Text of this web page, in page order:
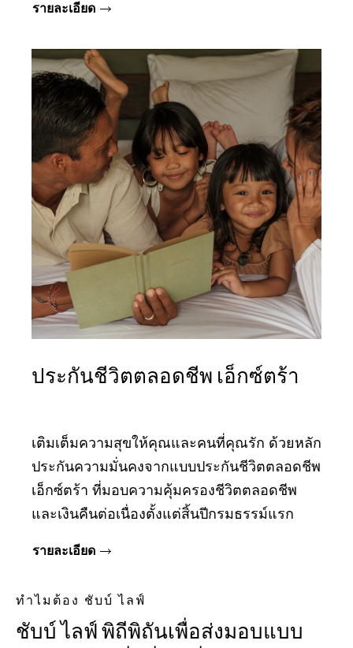
รายละเอียด
ประกันชีวิตตลอดชีพ เอ็กซ์ตร้า
เติมเต็มความสุขให้คุณและคนที่คุณรัก ด้วยหลัก
ประกันความมั่นคงจากแบบประกันชีวิตตลอดชีพ
เอ็กซ์ตร้า ที่มอบความคุ้มครองชีวิตตลอดชีพ
และเงินคืนต่อเนื่องตั้งแต่สิ้นปีกรมธรรม์แรก
รายละเอียด
ทําไมต้อง ชับบ์ ไลฟ์
ชับบ์ ไลฟ์ พิถีพิถันเพื่อส่งมอบแบบ